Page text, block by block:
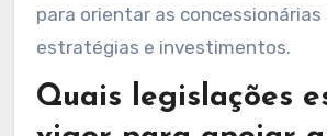
para orientar as concessionárias
estratégias e investimentos.
Quais legislações